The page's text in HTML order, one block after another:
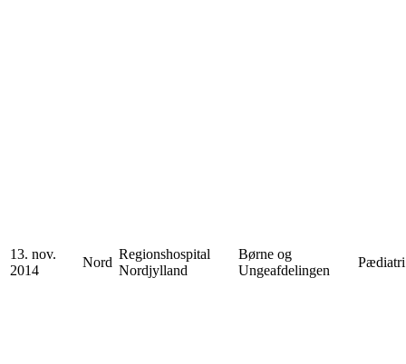
13. nov.
2014
Nord
Regionshospital
Nordjylland
Børne og
Ungeafdelingen
Pædiatri